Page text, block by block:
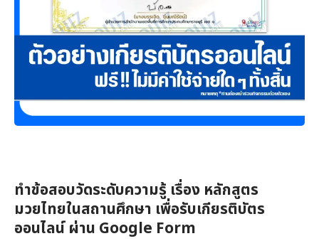
ทำข้อสอบวัดระดับความรู้ เรื่อง หลักสูตร
มวยไทยในสถานศึกษา เพื่อรับเกียรติบัตร
ออนไลน์ ผ่าน Google Form